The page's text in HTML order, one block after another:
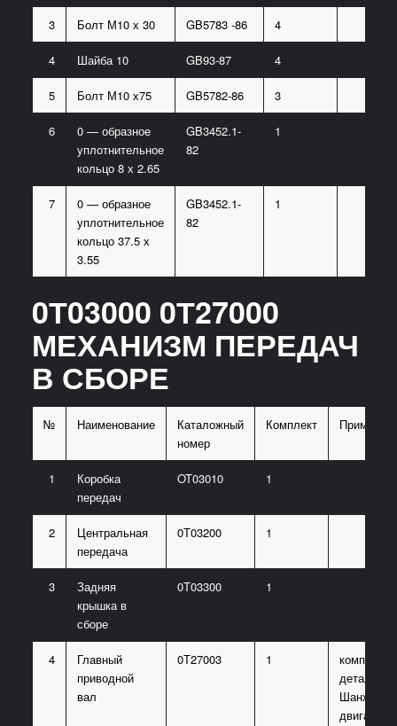
3 Болт М10 х 30 GB5783 -86 4
4 Шайба 10 GB93-87 4
5 Болт М10 х75 GB5782-86 3
6
0 — образное
уплотнительное
кольцо 8 х 2.65
GB3452.1-
82
1
7
0 — образное
уплотнительное
кольцо 37.5 х
3.55
GB3452.1-
82
1
0Т03000 0Т27000
МЕХАНИЗМ ПЕРЕДАЧ
В СБОРЕ
№ Наименование
Каталожный
номер
Комплект
1
Коробка
передач
OT03010 1
2
Центральная
передача
0Т03200 1
3
Задняя
крышка в
сборе
0T03300 1
4
Главный
приводной
вал
0Т27003 1
деталь
двигателя.